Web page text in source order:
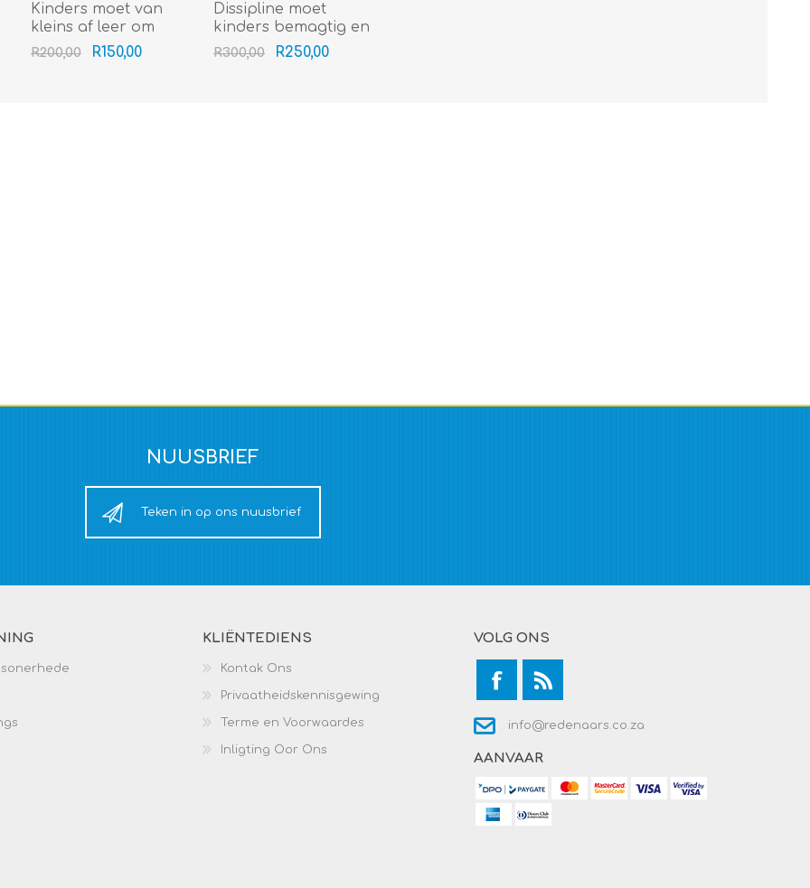
Kinders moet van
kleins af leer om
respek te betoon (Gr
1-3) (4min+)
R200,00 R150,00
Dissipline moet
kinders bemagtig en
nie onderdruk nie (Gr
8-12) (4min+)
R300,00 R250,00
NUUSBRIEF
Teken in op ons nuusbrief
KLIËNTEDIENS
Kontak Ons
Privaatheidskennisgewing
Terme en Voorwaardes
Inligting Oor Ons
VOLG ONS
info@redenaars.co.za
AANVAAR